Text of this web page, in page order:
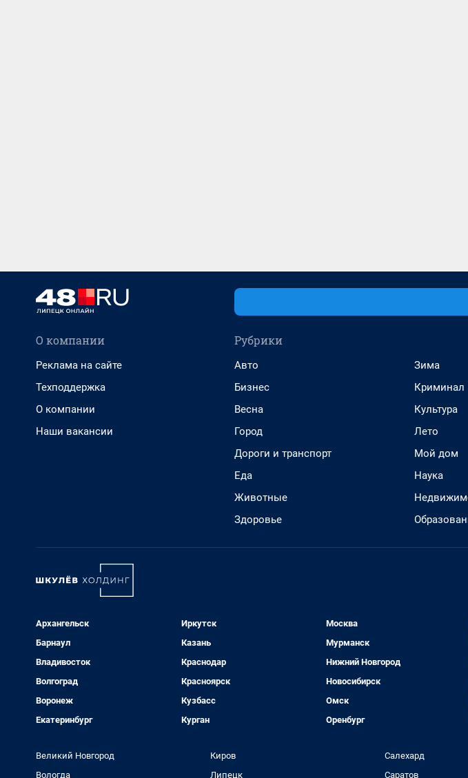
О компании
Реклама на сайте
Техподдержка
О компании
Наши вакансии
Рубрики
Авто
Бизнес
Весна
Город
Дороги и транспорт
Еда
Животные
Здоровье
Зима
Криминал
Культура
Лето
Мой дом
Наука
Архангельск
Барнаул
Владивосток
Волгоград
Воронеж
Екатеринбург
Иркутск
Казань
Краснодар
Красноярск
Кузбасс
Курган
Москва
Мурманск
Нижний Новгород
Новосибирск
Омск
Оренбург
Великий Новгород
Вологда
Киров
Липецк
Салехард
Саратов